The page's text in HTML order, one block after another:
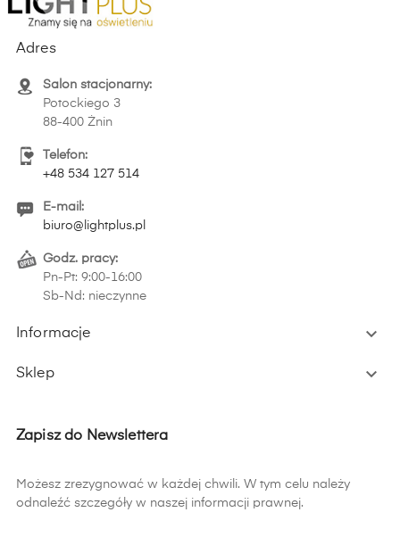
Adres
Salon stacjonarny:
Potockiego 3
88-400 Żnin
Telefon:
+48 534 127 514
E-mail:
biuro@lightplus.pl
Godz. pracy:
Pn-Pt: 9:00-16:00
Sb-Nd: nieczynne
Informacje 
Sklep 
Zapisz do Newslettera
Możesz zrezygnować w każdej chwili. W tym celu należy
odnaleźć szczegóły w naszej informacji prawnej.